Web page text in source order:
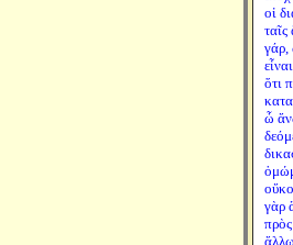
οἱ
γάρ,
ὅτι
ὦ
γὰρ